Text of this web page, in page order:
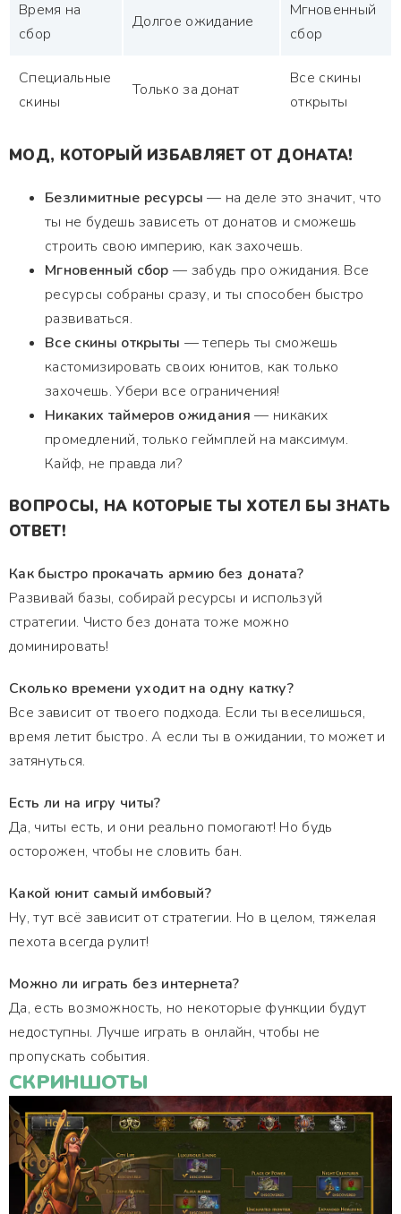
Время на
сбор
Долгое ожидание
Мгновенный
сбор
Специальные
скины
Только за донат
Все скины
открыты
МОД, КОТОРЫЙ ИЗБАВЛЯЕТ ОТ ДОНАТА!
Безлимитные ресурсы — на деле это значит, что
ты не будешь зависеть от донатов и сможешь
строить свою империю, как захочешь.
Мгновенный сбор — забудь про ожидания. Все
ресурсы собраны сразу, и ты способен быстро
развиваться.
Все скины открыты — теперь ты сможешь
кастомизировать своих юнитов, как только
захочешь. Убери все ограничения!
Никаких таймеров ожидания — никаких
промедлений, только геймплей на максимум.
Кайф, не правда ли?
ВОПРОСЫ, НА КОТОРЫЕ ТЫ ХОТЕЛ БЫ ЗНАТЬ
ОТВЕТ!
Как быстро прокачать армию без доната?
Развивай базы, собирай ресурсы и используй
стратегии. Чисто без доната тоже можно
доминировать!
Сколько времени уходит на одну катку?
Все зависит от твоего подхода. Если ты веселишься,
время летит быстро. А если ты в ожидании, то может и
затянуться.
Есть ли на игру читы?
Да, читы есть, и они реально помогают! Но будь
осторожен, чтобы не словить бан.
Какой юнит самый имбовый?
Ну, тут всё зависит от стратегии. Но в целом, тяжелая
пехота всегда рулит!
Можно ли играть без интернета?
Да, есть возможность, но некоторые функции будут
недоступны. Лучше играть в онлайн, чтобы не
пропускать события.
СКРИНШОТЫ